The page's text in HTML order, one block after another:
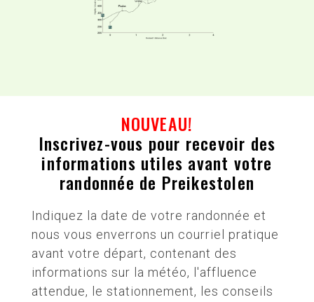
NOUVEAU!
Inscrivez-vous pour recevoir des
informations utiles avant votre
randonnée de Preikestolen
Indiquez la date de votre randonnée et
nous vous enverrons un courriel pratique
avant votre départ, contenant des
informations sur la météo, l'affluence
attendue, le stationnement, les conseils